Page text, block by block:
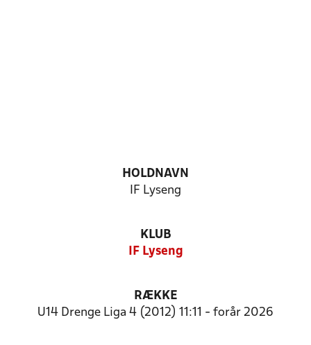
HOLDNAVN
IF Lyseng
KLUB
IF Lyseng
RÆKKE
U14 Drenge Liga 4 (2012) 11:11 - forår 2026